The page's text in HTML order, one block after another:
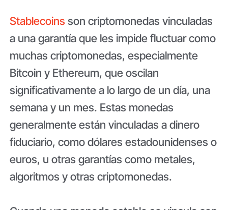
Stablecoins son criptomonedas vinculadas
a una garantía que les impide fluctuar como
muchas criptomonedas, especialmente
Bitcoin y Ethereum, que oscilan
significativamente a lo largo de un día, una
semana y un mes. Estas monedas
generalmente están vinculadas a dinero
fiduciario, como dólares estadounidenses o
euros, u otras garantías como metales,
algoritmos y otras criptomonedas.